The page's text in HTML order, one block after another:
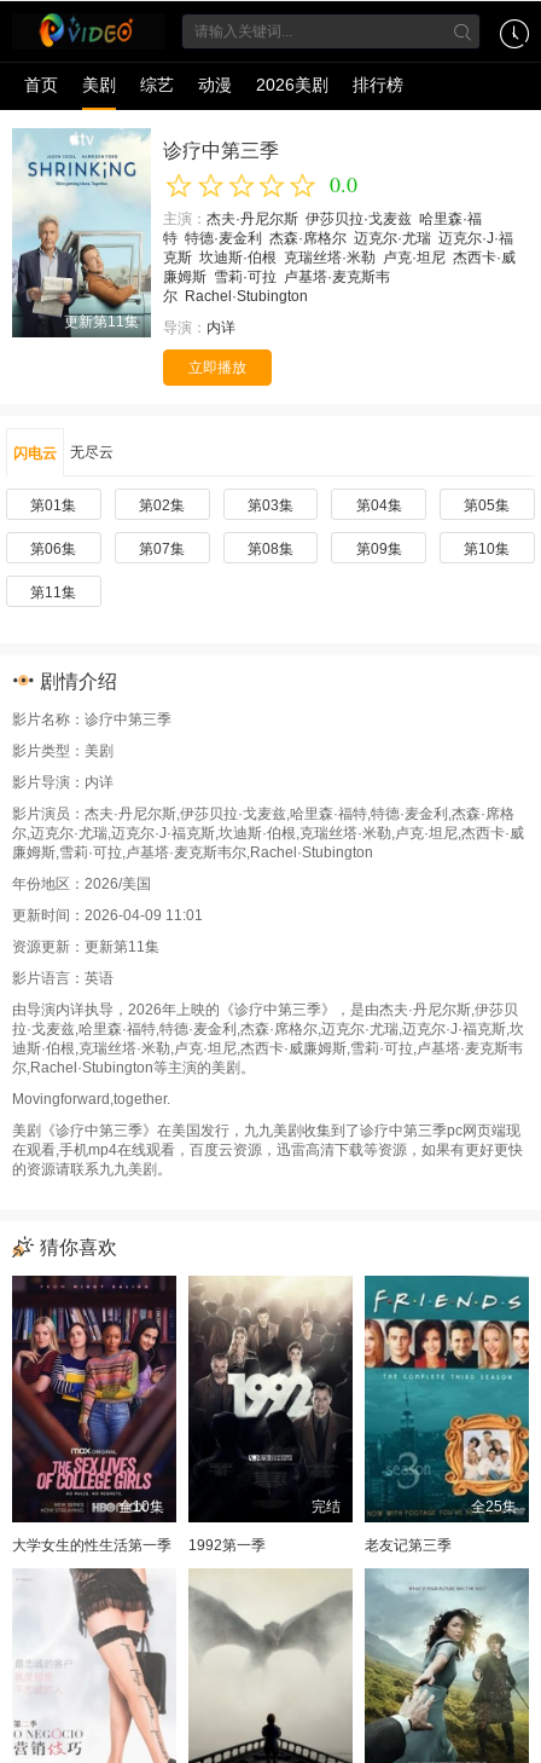
首页 美剧 综艺 动漫 2026美剧 排行榜
更新第11集
诊疗中第三季
0.0
主演： 杰夫·丹尼尔斯 伊莎贝拉·戈麦兹 哈里森·福
特 特德·麦金利 杰森·席格尔 迈克尔·尤瑞 迈克尔·J·福
克斯 坎迪斯·伯根 克瑞丝塔·米勒 卢克·坦尼 杰西卡·威
廉姆斯 雪莉·可拉 卢基塔·麦克斯韦
尔 Rachel·Stubington
导演： 内详
立即播放
闪电云 无尽云
第01集 第02集 第03集 第04集 第05集
第06集 第07集 第08集 第09集 第10集
第11集
剧情介绍
影片名称：诊疗中第三季
影片类型：美剧
影片导演：内详
影片演员：杰夫·丹尼尔斯,伊莎贝拉·戈麦兹,哈里森·福特,特德·麦金利,杰森·席格
尔,迈克尔·尤瑞,迈克尔·J·福克斯,坎迪斯·伯根,克瑞丝塔·米勒,卢克·坦尼,杰西卡·威
廉姆斯,雪莉·可拉,卢基塔·麦克斯韦尔,Rachel·Stubington
年份地区：2026/美国
更新时间：2026-04-09 11:01
资源更新：更新第11集
影片语言：英语
由导演内详执导，2026年上映的《诊疗中第三季》，是由杰夫·丹尼尔斯,伊莎贝
拉·戈麦兹,哈里森·福特,特德·麦金利,杰森·席格尔,迈克尔·尤瑞,迈克尔·J·福克斯,坎
迪斯·伯根,克瑞丝塔·米勒,卢克·坦尼,杰西卡·威廉姆斯,雪莉·可拉,卢基塔·麦克斯韦
尔,Rachel·Stubington等主演的美剧。
Movingforward,together.
美剧《诊疗中第三季》在美国发行，九九美剧收集到了诊疗中第三季pc网页端现
在观看,手机mp4在线观看，百度云资源，迅雷高清下载等资源，如果有更好更快
的资源请联系九九美剧。
猜你喜欢
全10集
大学女生的性生活第一季
完结
1992第一季
全25集
老友记第三季